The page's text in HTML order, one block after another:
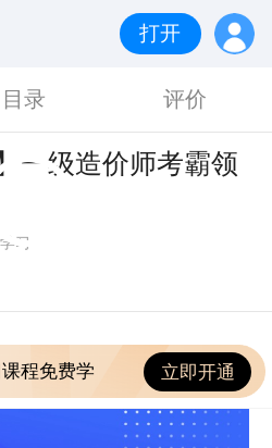
打开
目录 评价
一级造价师考霸领
习
程免费学 立即开通